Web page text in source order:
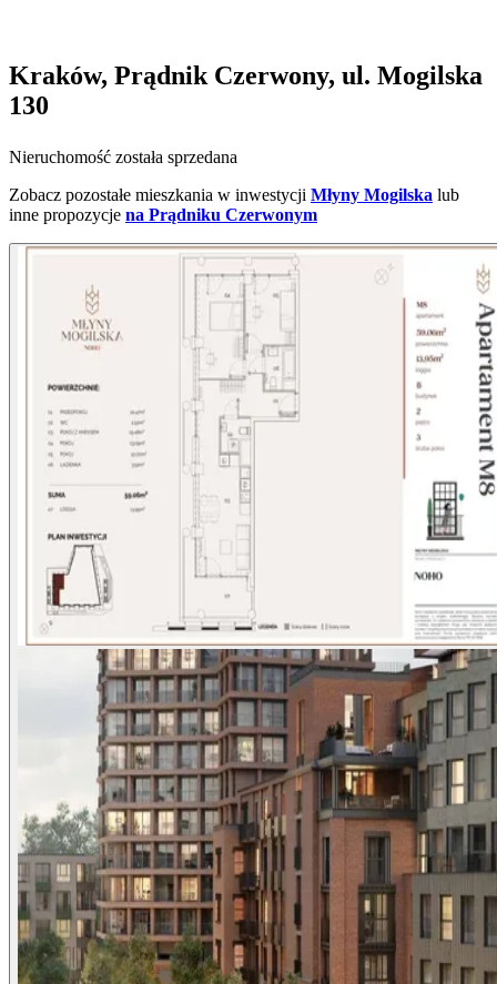
Kraków, Prądnik Czerwony, ul. Mogilska
130
Nieruchomość została sprzedana
Zobacz pozostałe mieszkania w inwestycji Młyny Mogilska lub
inne propozycje na Prądniku Czerwonym